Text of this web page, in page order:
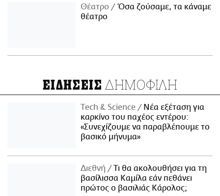
Θέατρο
Όσα ζούσαμε, τα κάναμε
θέατρο
ΕΙΔΗΣΕΙΣ ΔΗΜΟΦΙΛΗ
Τech & Science
Νέα εξέταση για
καρκίνο του παχέος εντέρου:
«Συνεχίζουμε να παραβλέπουμε το
βασικό μήνυμα»
Διεθνή
Τι θα ακολουθήσει για τη
βασίλισσα Καμίλα εάν πεθάνει
πρώτος ο βασιλιάς Κάρολος;